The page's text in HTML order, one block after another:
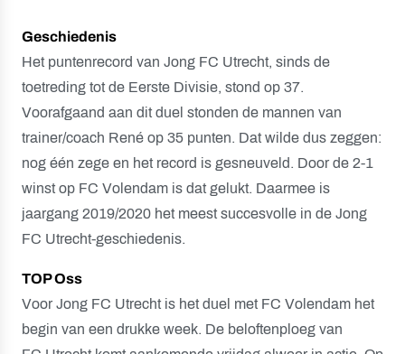
Geschiedenis
Het puntenrecord van Jong FC Utrecht, sinds de
toetreding tot de Eerste Divisie, stond op 37.
Voorafgaand aan dit duel stonden de mannen van
trainer/coach René op 35 punten. Dat wilde dus zeggen:
nog één zege en het record is gesneuveld. Door de 2-1
winst op FC Volendam is dat gelukt. Daarmee is
jaargang 2019/2020 het meest succesvolle in de Jong
FC Utrecht-geschiedenis.
TOP Oss
Voor Jong FC Utrecht is het duel met FC Volendam het
begin van een drukke week. De beloftenploeg van